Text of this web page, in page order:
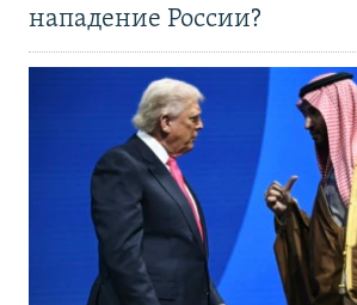
нападение России?